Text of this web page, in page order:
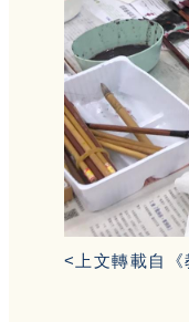
<上文轉載自